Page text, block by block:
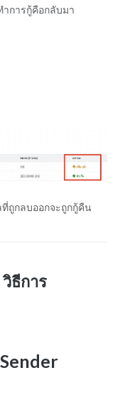
ำการกู้คือกลับมา
ถูกลบออกจะถูกกู้คืน
ธีการ